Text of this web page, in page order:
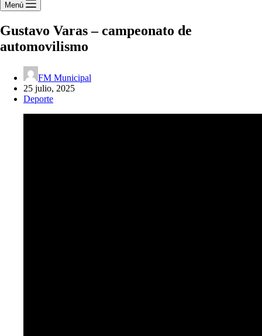
Menú
Gustavo Varas – campeonato de
automovilismo
FM Municipal
25 julio, 2025
Deporte